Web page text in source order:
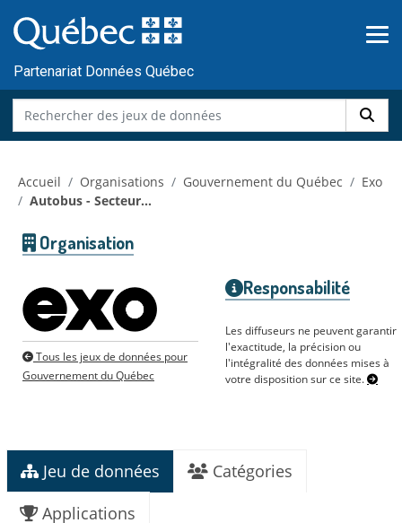
au
contenu
Partenariat Données Québec
Accueil Organisations Gouvernement du Québec
Exo
Autobus - Secteur...
Organisation
Tous les jeux de données pour
Gouvernement du Québec
Responsabilité
Les diffuseurs ne peuvent garantir
l'exactitude, la précision ou
l'intégralité des données mises à
votre disposition sur ce site.
Jeu de données
Catégories
Applications